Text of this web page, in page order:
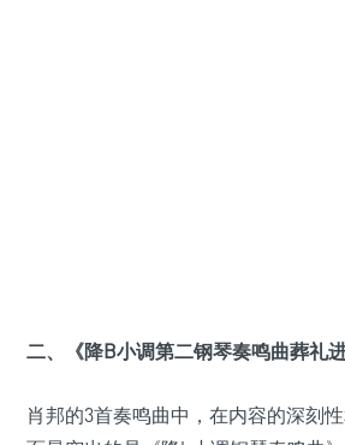
二、《降B小调第二钢琴奏鸣曲葬礼
肖邦的3首奏鸣曲中，在内容的深刻